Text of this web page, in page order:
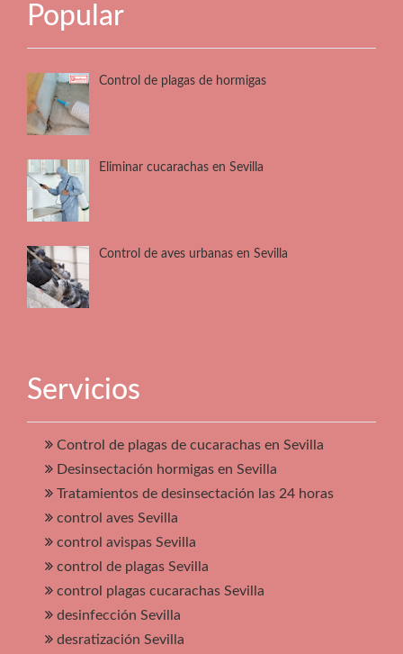
Popular
Control de plagas de hormigas
Eliminar cucarachas en Sevilla
Control de aves urbanas en Sevilla
Servicios
Control de plagas de cucarachas en Sevilla
Desinsectación hormigas en Sevilla
Tratamientos de desinsectación las 24 horas
control aves Sevilla
control avispas Sevilla
control de plagas Sevilla
control plagas cucarachas Sevilla
desinfección Sevilla
desratización Sevilla